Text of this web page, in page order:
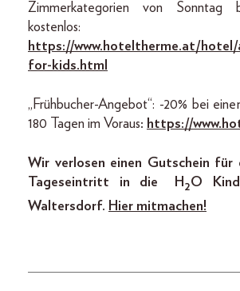
Zimmerkategorien von Sonntag
kostenlos:
https://www.hoteltherme.at/
for-kids.html
„Frühbucher-Angebot“: -20% bei
180 Tagen im Voraus: https://
Wir verlosen einen Gutschein für
Tageseintritt in die H 2O
Waltersdorf. Hier mitmachen!